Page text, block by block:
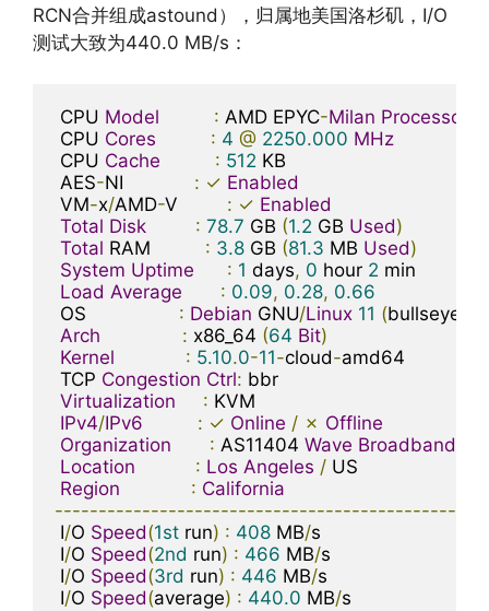
RCN合并组成astound），归属地美国洛杉矶，I/O
测试大致为440.0 MB/s：
CPU Model : AMD EPYC-Milan Processor
CPU Cores : 4 @ 2250.000 MHz
CPU Cache : 512 KB
AES-NI : ✓ Enabled
VM-x/AMD-V : ✓ Enabled
Total Disk : 78.7 GB (1.2 GB Used)
Total RAM : 3.8 GB (81.3 MB Used)
System Uptime : 1 days, 0 hour 2 min
Load Average : 0.09, 0.28, 0.66
OS : Debian GNU/Linux 11 (bullseye
Arch
: x86_64 (64 Bit)
Kernel
: 5.10.0-11-cloud-amd64
TCP Congestion Ctrl: bbr
Virtualization
: KVM
IPv4/IPv6 : ✓ Online / ✗ Offline
Organization
: AS11404 Wave Broadband
Location
: Los Angeles / US
Region
: California
I/O Speed(1st run) : 408 MB/s
I/O Speed(2nd run) : 466 MB/s
I/O Speed(3rd run) : 446 MB/s
I/O Speed(average) : 440.0 MB/s